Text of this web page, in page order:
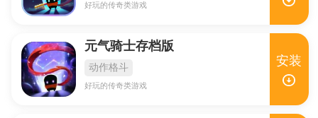
好玩的传奇类游戏
元气骑士存档版
动作格斗
好玩的传奇类游戏
安装